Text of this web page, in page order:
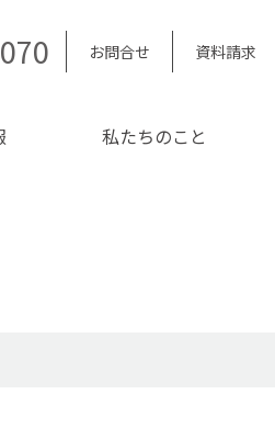
お問合せ 資料請求
私たちのこと